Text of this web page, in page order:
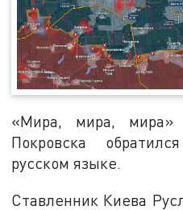
«Мира, мира, мира»
Покровска
русском языке.
Ставленник Киева